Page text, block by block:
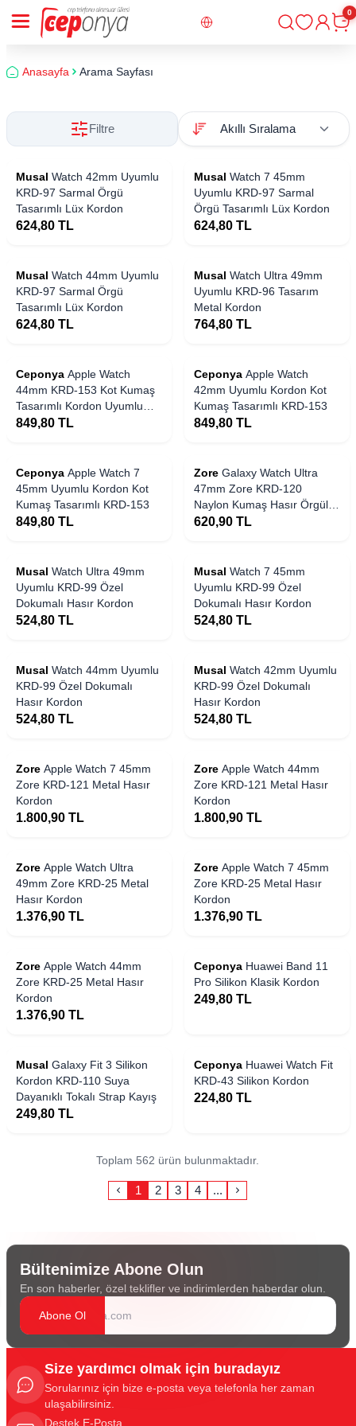
Giriş
0
Anasayfa Arama Sayfası
Filtre
Musal Watch 42mm Uyumlu
KRD-97 Sarmal Örgü
Tasarımlı Lüx Kordon
624,80 TL
Musal Watch 7 45mm
Uyumlu KRD-97 Sarmal
Örgü Tasarımlı Lüx Kordon
624,80 TL
Musal Watch 44mm Uyumlu
KRD-97 Sarmal Örgü
Tasarımlı Lüx Kordon
624,80 TL
Musal Watch Ultra 49mm
Uyumlu KRD-96 Tasarım
Metal Kordon
764,80 TL
Ceponya Apple Watch
44mm KRD-153 Kot Kumaş
Tasarımlı Kordon Uyumlu
Kordon Kot Kumaş Tasarımlı
849,80 TL
Ceponya Apple Watch
42mm Uyumlu Kordon Kot
Kumaş Tasarımlı KRD-153
849,80 TL
Ceponya Apple Watch 7
45mm Uyumlu Kordon Kot
Kumaş Tasarımlı KRD-153
849,80 TL
Zore ​​Galaxy Watch Ultra
47mm Zore KRD-120
Naylon Kumaş Hasır Örgülü
Kordon
620,90 TL
Musal Watch Ultra 49mm
Uyumlu KRD-99 Özel
Dokumalı Hasır Kordon
524,80 TL
Musal Watch 7 45mm
Uyumlu KRD-99 Özel
Dokumalı Hasır Kordon
524,80 TL
Musal Watch 44mm Uyumlu
KRD-99 Özel Dokumalı
Hasır Kordon
524,80 TL
Musal Watch 42mm Uyumlu
KRD-99 Özel Dokumalı
Hasır Kordon
524,80 TL
Zore Apple Watch 7 45mm
Zore KRD-121 Metal Hasır
Kordon
1.800,90 TL
Zore Apple Watch 44mm
Zore KRD-121 Metal Hasır
Kordon
1.800,90 TL
Zore Apple Watch Ultra
49mm Zore KRD-25 Metal
Hasır Kordon
1.376,90 TL
Zore Apple Watch 7 45mm
Zore KRD-25 Metal Hasır
Kordon
1.376,90 TL
Zore Apple Watch 44mm
Zore KRD-25 Metal Hasır
Kordon
1.376,90 TL
Ceponya Huawei Band 11
Pro Silikon Klasik Kordon
249,80 TL
Musal Galaxy Fit 3 Silikon
Kordon KRD-110 Suya
Dayanıklı Tokalı Strap Kayış
249,80 TL
Ceponya Huawei Watch Fit
KRD-43 Silikon Kordon
224,80 TL
Toplam 562 ürün bulunmaktadır.
1 2 3 4 ...
Bültenimize Abone Olun
En son haberler, özel teklifler ve indirimlerden haberdar olun.
Abone Ol
Size yardımcı olmak için buradayız
Sorularınız için bize e-posta veya telefonla her zaman
ulaşabilirsiniz.
Destek E-Posta